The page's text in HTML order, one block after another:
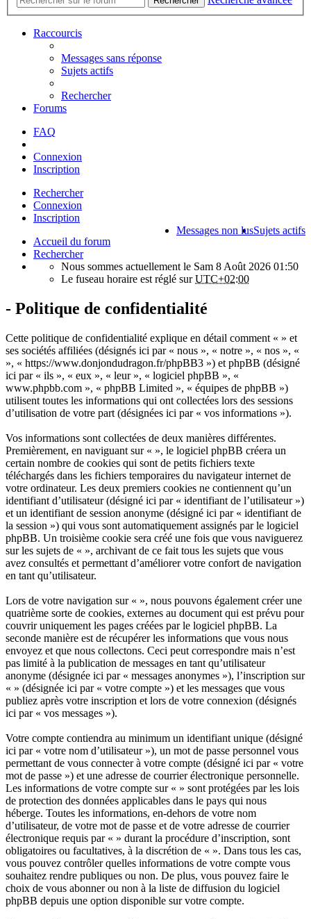
Raccourcis
Messages sans réponse
Sujets actifs
Rechercher
Forums
FAQ
Connexion
Inscription
Rechercher
Connexion
Inscription
Sujets actifs
Messages non lus
Accueil du forum
Rechercher
Nous sommes actuellement le Sam 8 Août 2026 01:50
Le fuseau horaire est réglé surUTC+02:00
- Politique de confidentialité
Cette politique de confidentialité explique en détail comment « » et
ses sociétés affiliées (désignés ici par « nous », « notre », « nos », «
», « https://www.donjondudragon.fr/phpBB3 ») et phpBB (désigné
ici par « ils », « eux », « leur », « logiciel phpBB », «
www.phpbb.com », « phpBB Limited », « équipes de phpBB »)
utilisent toutes les informations qui ont collectées lors des sessions
d’utilisation de votre part (désignées ici par « vos informations »).
Vos informations sont collectées de deux manières différentes.
Premièrement, en naviguant sur « », le logiciel phpBB créera un
certain nombre de cookies qui sont de petits fichiers texte
téléchargés dans les fichiers temporaires du navigateur internet de
votre ordinateur. Les deux premiers cookies ne contiennent qu’un
identifiant d’utilisateur (désigné ici par « identifiant de l’utilisateur »)
et un identifiant de session anonyme (désigné ici par « identifiant de
la session ») qui vous sont automatiquement assignés par le logiciel
phpBB. Un troisième cookie sera créé une fois que vous naviguerez
sur les sujets de « », archivant de ce fait tous les sujets que vous
avez consultés et permettant d’améliorer votre confort de navigation
en tant qu’utilisateur.
Lors de votre navigation sur « », nous pouvons également créer une
quatrième sorte de cookies, externes au document qui est prévu pour
couvrir uniquement les pages créées par le logiciel phpBB. La
seconde manière est de récupérer les informations que vous nous
envoyez et que nous collectons. Ceci peut correspondre mais n’est
pas limité à la publication de messages en tant qu’utilisateur
anonyme (désignée ici par « messages anonymes »), l’inscription sur
« » (désignée ici par « votre compte ») et les messages que vous
publiez après votre inscription et lors de votre connexion (désignés
ici par « vos messages »).
Votre compte contiendra au minimum un identifiant unique (désigné
ici par « votre nom d’utilisateur »), un mot de passe personnel vous
permettant de vous connecter à votre compte (désigné ici par « votre
mot de passe ») et une adresse de courrier électronique personnelle.
Les informations de votre compte sur « » sont protégées par les lois
de protection des données applicables dans le pays qui nous
héberge. Toutes les informations, en-dehors de votre nom
d’utilisateur, de votre mot de passe et de votre adresse de courrier
électronique requis par « » durant la procédure d’inscription, sont
obligatoires ou facultatives, à la discrétion de « ». Dans tous les cas,
vous pouvez contrôler quelles informations de votre compte vous
souhaitez rendre publiques ou non. De plus, vous pouvez faire le
choix de vous abonner ou non à la liste de diffusion du logiciel
phpBB depuis une option disponible sur votre compte.